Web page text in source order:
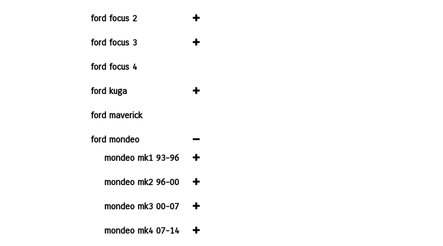
ford focus 2
ford focus 3
ford focus 4
ford kuga
ford maverick
ford mondeo
mondeo mk1 93-96
mondeo mk2 96-00
mondeo mk3 00-07
mondeo mk4 07-14